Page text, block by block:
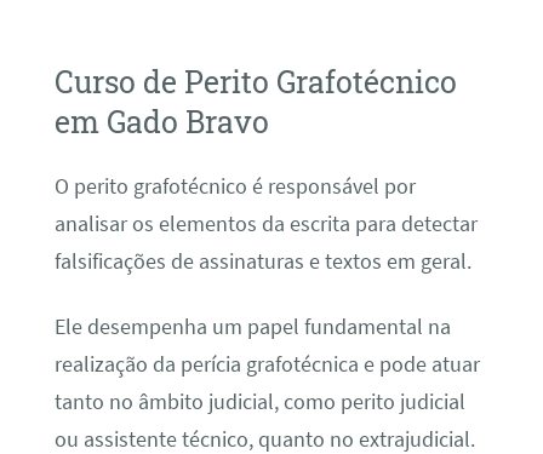
Curso de Perito Grafotécnico
em Gado Bravo
O perito grafotécnico é responsável por
analisar os elementos da escrita para detectar
falsificações de assinaturas e textos em geral.
Ele desempenha um papel fundamental na
realização da perícia grafotécnica e pode atuar
tanto no âmbito judicial, como perito judicial
ou assistente técnico, quanto no extrajudicial.